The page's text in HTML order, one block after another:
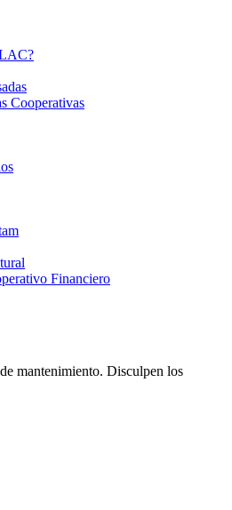
Cooperativas
Financiero
mantenimiento. Disculpen los